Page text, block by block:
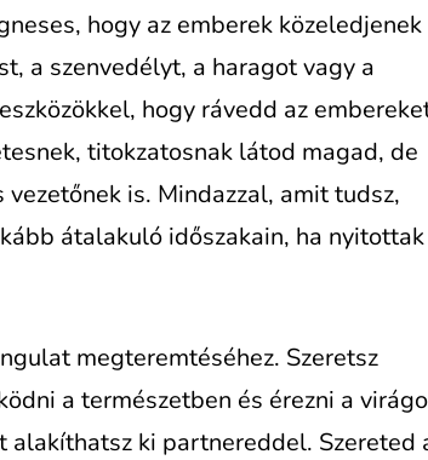
hogy az emberek közeledjenek
a szenvedélyt, a haragot vagy a
hogy rávedd az
titokzatosnak látod magad, de
is. Mindazzal, amit tudsz,
átalakuló időszakain, ha nyitottak
megteremtéséhez. Szeretsz
a természetben és érezni a
ki partnereddel. Szereted